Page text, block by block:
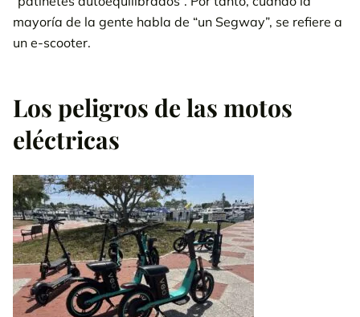
mayoría de la gente habla de “un Segway”, se refiere a
un e-scooter.
Los peligros de las motos
eléctricas